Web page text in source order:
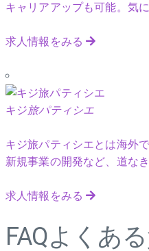
キャリアアップも可能。気
求人情報をみる
キジ旅パティシエ
キジ旅パティシエとは海外
新規事業の開発など、道な
求人情報をみる
FAQよくあ